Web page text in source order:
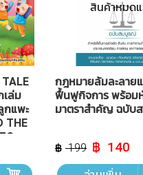
เล่ม
กแพะ
THE
สินค้าหมด
กฎหมายล้มละลายแ
ฟื้นฟูกิจการ พร้อม
มาตราสำคัญ ฉบับ
199 Original
price
was:
140price
is: